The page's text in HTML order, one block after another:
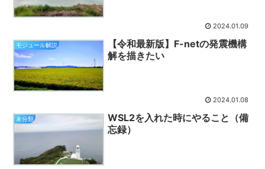
2024.01.09
モジュール解説
【令和最新版】F-netの発震機構
解を描きたい
2024.01.08
未分類
WSL2を入れた時にやること（備
忘録）